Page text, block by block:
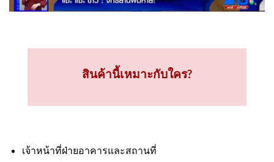
สินค้านี้เหมาะกับใคร?
เจ้าหน้าที่ฝ่ายอาคารและสถานที่